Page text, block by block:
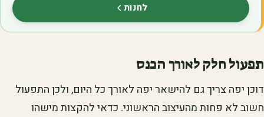
לחנות(נפתח בלשונית חדשה)
תפעול חלק לאורך הכנס
דוכן יפה צריך גם להישאר יפה לאורך כל היום, ולכן התפעול
חשוב לא פחות מהעיצוב הראשוני. כדאי להקצות מישהו